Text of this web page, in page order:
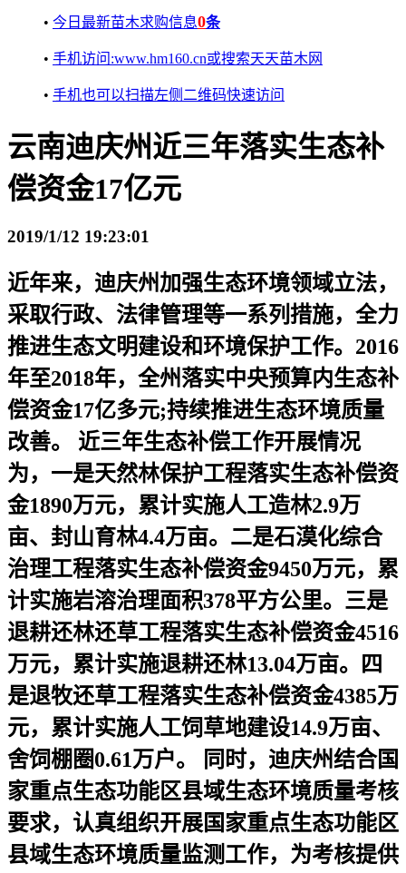
• 今日最新苗木求购信息0条
• 手机访问:www.hm160.cn或搜索天天苗木网
• 手机也可以扫描左侧二维码快速访问
云南迪庆州近三年落实生态补
偿资金17亿元
2019/1/12 19:23:01
近年来，迪庆州加强生态环境领域立法，
采取行政、法律管理等一系列措施，全力
推进生态文明建设和环境保护工作。2016
年至2018年，全州落实中央预算内生态补
偿资金17亿多元;持续推进生态环境质量
改善。 近三年生态补偿工作开展情况
为，一是天然林保护工程落实生态补偿资
金1890万元，累计实施人工造林2.9万
亩、封山育林4.4万亩。二是石漠化综合
治理工程落实生态补偿资金9450万元，累
计实施岩溶治理面积378平方公里。三是
退耕还林还草工程落实生态补偿资金4516
万元，累计实施退耕还林13.04万亩。四
是退牧还草工程落实生态补偿资金4385万
元，累计实施人工饲草地建设14.9万亩、
舍饲棚圈0.61万户。 同时，迪庆州结合国
家重点生态功能区县域生态环境质量考核
要求，认真组织开展国家重点生态功能区
县域生态环境质量监测工作，为考核提供